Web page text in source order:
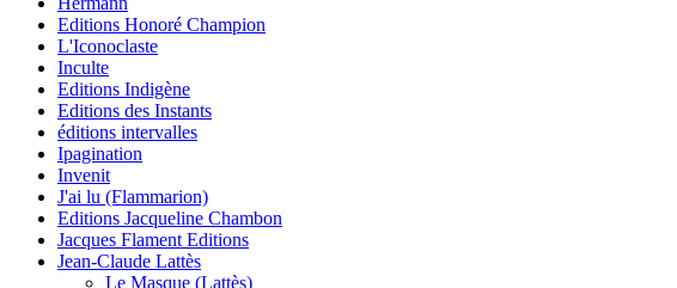
Editions Honoré Champion
L'Iconoclaste
Inculte
Editions Indigène
Editions des Instants
éditions intervalles
Ipagination
Invenit
J'ai lu (Flammarion)
Editions Jacqueline Chambon
Jacques Flament Editions
Jean-Claude Lattès
Le Masque (Lattès)